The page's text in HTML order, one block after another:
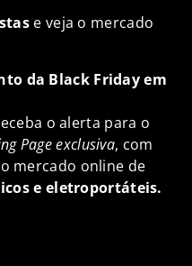
e veja o mercado
da Black Friday em
o alerta para o
Page exclusiva, com
mercado online de
e eletroportáteis.